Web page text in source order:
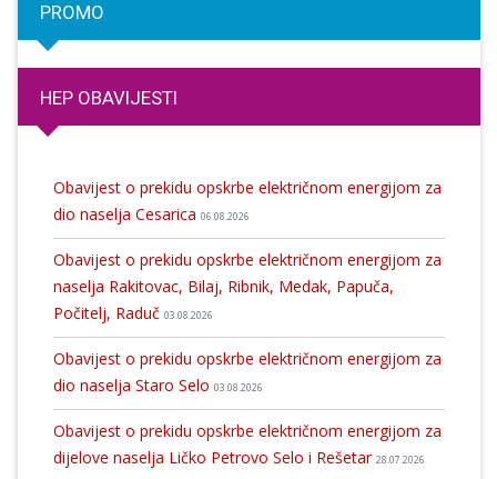
PROMO
HEP OBAVIJESTI
Obavijest o prekidu opskrbe električnom energijom za
dio naselja Cesarica 06.08.2026
Obavijest o prekidu opskrbe električnom energijom za
naselja Rakitovac, Bilaj, Ribnik, Medak, Papuča,
Počitelj, Raduč 03.08.2026
Obavijest o prekidu opskrbe električnom energijom za
dio naselja Staro Selo 03.08.2026
Obavijest o prekidu opskrbe električnom energijom za
dijelove naselja Ličko Petrovo Selo i Rešetar 28.07.2026